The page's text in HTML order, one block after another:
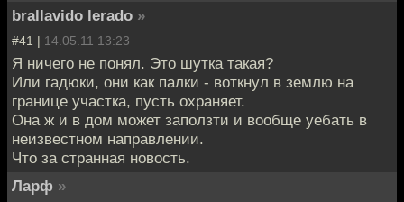
brallavido lerado »
#41 | 14.05.11 13:23
Я ничего не понял. Это шутка такая?
Или гадюки, они как палки - воткнул в землю на
границе участка, пусть охраняет.
Она ж и в дом может заползти и вообще уебать в
неизвестном направлении.
Что за странная новость.
Ларф »